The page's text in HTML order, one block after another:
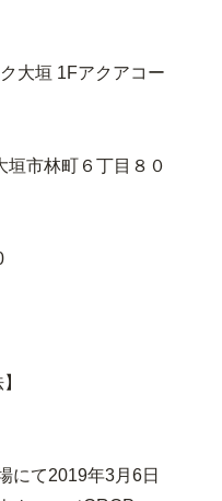
大垣 1Fアクアコー
垣市林町６丁目８０
にて2019年3月6日